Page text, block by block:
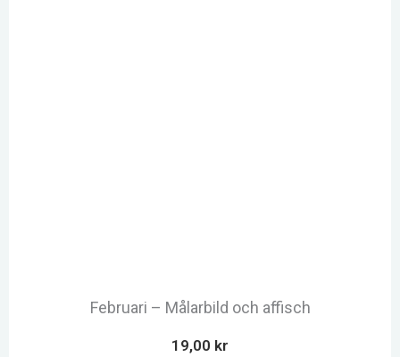
Februari – Målarbild och affisch
19,00 kr